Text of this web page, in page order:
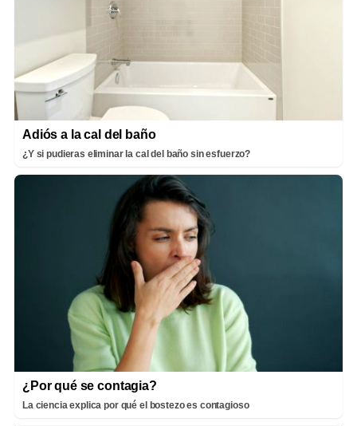
Adiós a la cal del baño
¿Y si pudieras eliminar la cal del baño sin esfuerzo?
¿Por qué se contagia?
La ciencia explica por qué el bostezo es contagioso